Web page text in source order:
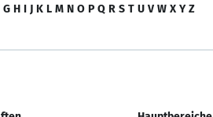
G H I J K L M N O P Q R S T U V W X Y Z